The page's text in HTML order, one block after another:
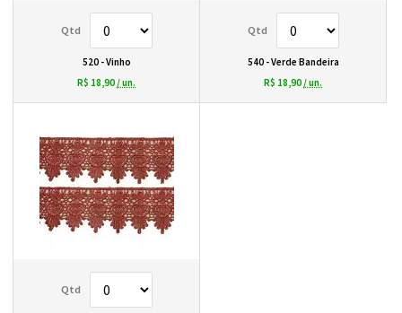
520 - Vinho
R$ 18,90 / un.
540 - Verde Bandeira
R$ 18,90 / un.